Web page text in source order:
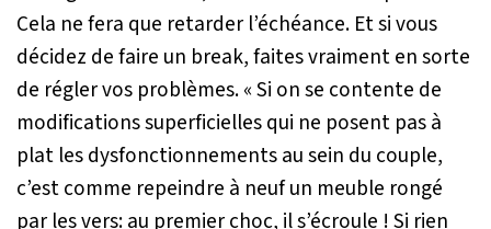
Cela ne fera que retarder l’échéance. Et si vous
décidez de faire un break, faites vraiment en sorte
de régler vos problèmes.« Si on se contente de
modifications superficielles qui ne posent pas à
plat les dysfonctionnements au sein du couple,
c’est comme repeindre à neuf un meuble rongé
par les vers: au premier choc, il s’écroule ! Si rien